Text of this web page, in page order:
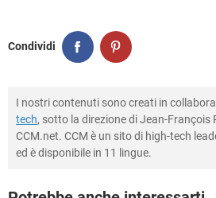
Condividi
I nostri contenuti sono creati in
tech, sotto la direzione di Jean-François
CCM.net. CCM è un sito di high-tech
ed è disponibile in 11 lingue.